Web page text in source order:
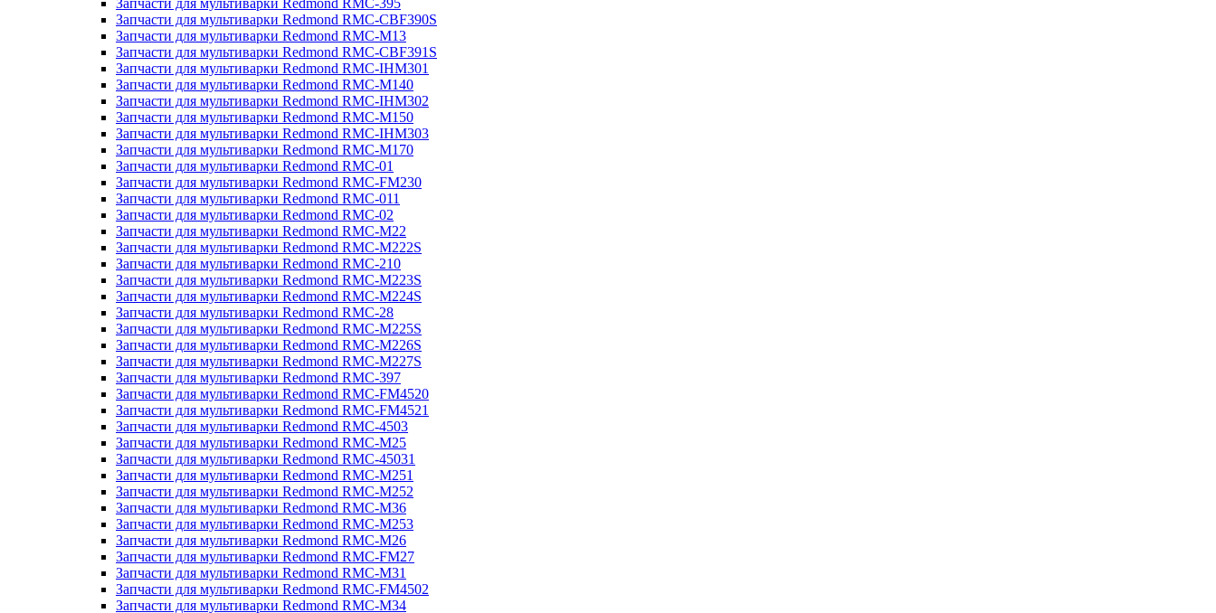
Запчасти для мультиварки Redmond RMC-395
Запчасти для мультиварки Redmond RMC-CBF390S
Запчасти для мультиварки Redmond RMC-M13
Запчасти для мультиварки Redmond RMC-CBF391S
Запчасти для мультиварки Redmond RMC-IHM301
Запчасти для мультиварки Redmond RMC-M140
Запчасти для мультиварки Redmond RMC-IHM302
Запчасти для мультиварки Redmond RMC-M150
Запчасти для мультиварки Redmond RMC-IHM303
Запчасти для мультиварки Redmond RMC-M170
Запчасти для мультиварки Redmond RMC-01
Запчасти для мультиварки Redmond RMC-FM230
Запчасти для мультиварки Redmond RMC-011
Запчасти для мультиварки Redmond RMC-02
Запчасти для мультиварки Redmond RMC-M22
Запчасти для мультиварки Redmond RMC-M222S
Запчасти для мультиварки Redmond RMC-210
Запчасти для мультиварки Redmond RMC-M223S
Запчасти для мультиварки Redmond RMC-M224S
Запчасти для мультиварки Redmond RMC-28
Запчасти для мультиварки Redmond RMC-M225S
Запчасти для мультиварки Redmond RMC-M226S
Запчасти для мультиварки Redmond RMC-M227S
Запчасти для мультиварки Redmond RMC-397
Запчасти для мультиварки Redmond RMC-FM4520
Запчасти для мультиварки Redmond RMC-FM4521
Запчасти для мультиварки Redmond RMC-4503
Запчасти для мультиварки Redmond RMC-M25
Запчасти для мультиварки Redmond RMC-45031
Запчасти для мультиварки Redmond RMC-M251
Запчасти для мультиварки Redmond RMC-M252
Запчасти для мультиварки Redmond RMC-M36
Запчасти для мультиварки Redmond RMC-M253
Запчасти для мультиварки Redmond RMC-M26
Запчасти для мультиварки Redmond RMC-FM27
Запчасти для мультиварки Redmond RMC-M31
Запчасти для мультиварки Redmond RMC-FM4502
Запчасти для мультиварки Redmond RMC-M34